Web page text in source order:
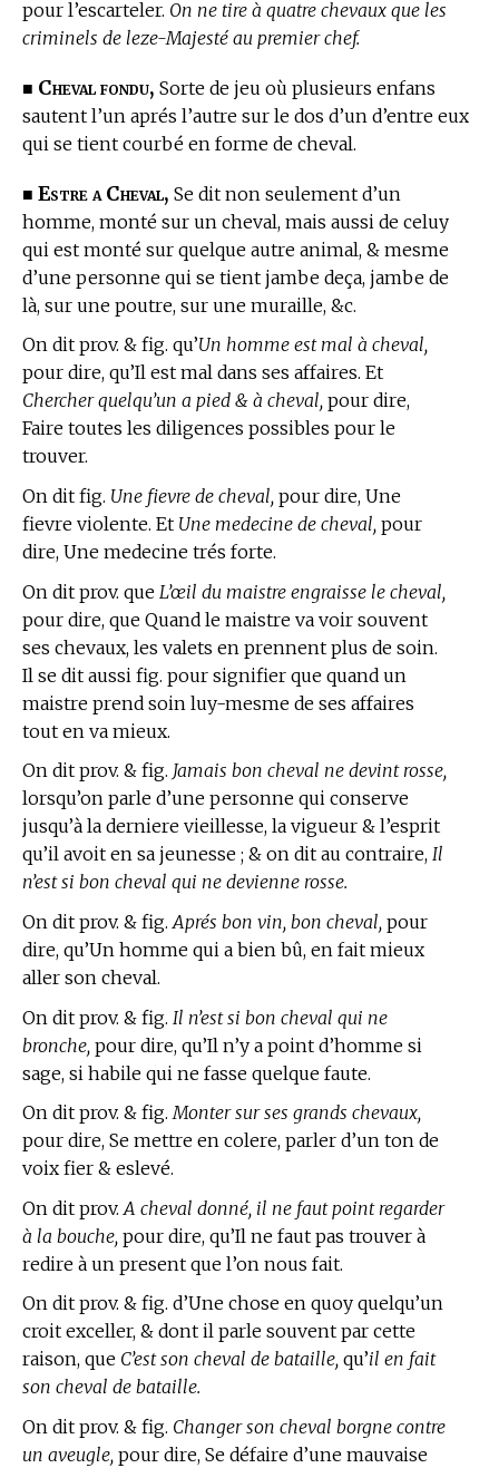
pour l’escarteler. On ne tire à quatre chevaux que les
criminels de leze-Majesté au premier chef.
■ Cheval fondu, Sorte de jeu où plusieurs enfans
sautent l’un aprés l’autre sur le dos d’un d’entre eux
qui se tient courbé en forme de cheval.
■ Estre a Cheval, Se dit non seulement d’un
homme, monté sur un cheval, mais aussi de celuy
qui est monté sur quelque autre animal, & mesme
d’une personne qui se tient jambe deça, jambe de
là, sur une poutre, sur une muraille, &c.
On dit prov. & fig. qu’Un homme est mal à cheval,
pour dire, qu’Il est mal dans ses affaires. Et
Chercher quelqu’un a pied & à cheval, pour dire,
Faire toutes les diligences possibles pour le
trouver.
On dit fig. Une fievre de cheval, pour dire, Une
fievre violente. Et Une medecine de cheval, pour
dire, Une medecine trés forte.
On dit prov. que L’œil du maistre engraisse le cheval,
pour dire, que Quand le maistre va voir souvent
ses chevaux, les valets en prennent plus de soin.
Il se dit aussi fig. pour signifier que quand un
maistre prend soin luy-mesme de ses affaires
tout en va mieux.
On dit prov. & fig. Jamais bon cheval ne devint rosse,
lorsqu’on parle d’une personne qui conserve
jusqu’à la derniere vieillesse, la vigueur & l’esprit
qu’il avoit en sa jeunesse ; & on dit au contraire, Il
n’est si bon cheval qui ne devienne rosse.
On dit prov. & fig. Aprés bon vin, bon cheval, pour
dire, qu’Un homme qui a bien bû, en fait mieux
aller son cheval.
On dit prov. & fig. Il n’est si bon cheval qui ne
bronche, pour dire, qu’Il n’y a point d’homme si
sage, si habile qui ne fasse quelque faute.
On dit prov. & fig.Monter sur ses grands chevaux,
pour dire, Se mettre en colere, parler d’un ton de
voix fier & eslevé.
On dit prov. A cheval donné, il ne faut point regarder
à la bouche, pour dire, qu’Il ne faut pas trouver à
redire à un present que l’on nous fait.
On dit prov. & fig. d’Une chose en quoy quelqu’un
croit exceller, & dont il parle souvent par cette
raison, que C’est son cheval de bataille, qu’il en fait
son cheval de bataille.
On dit prov. & fig. Changer son cheval borgne contre
un aveugle, pour dire, Se défaire d’une mauvaise